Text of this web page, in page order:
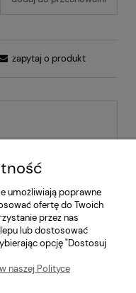
zapytaj o produkt
płatności
17,00 zł
0,00 zł
umożliwiają poprawne
ofertę do Twoich
przez nas
lub dostosować
opcję "Dostosuj
naszej Polityce